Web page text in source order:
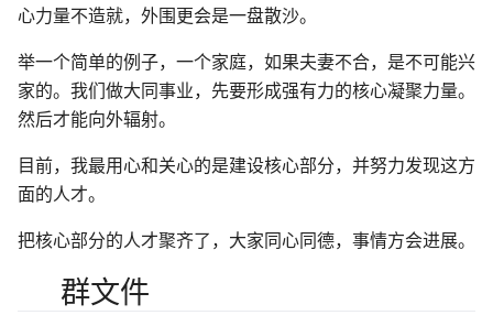
心力量不造就，外围更会是一盘散沙。
举一个简单的例子，一个家庭，如果夫妻不合，是不可能兴
家的。我们做大同事业，先要形成强有力的核心凝聚力量。
然后才能向外辐射。
目前，我最用心和关心的是建设核心部分，并努力发现这方
面的人才。
把核心部分的人才聚齐了，大家同心同德，事情方会进展。
群文件